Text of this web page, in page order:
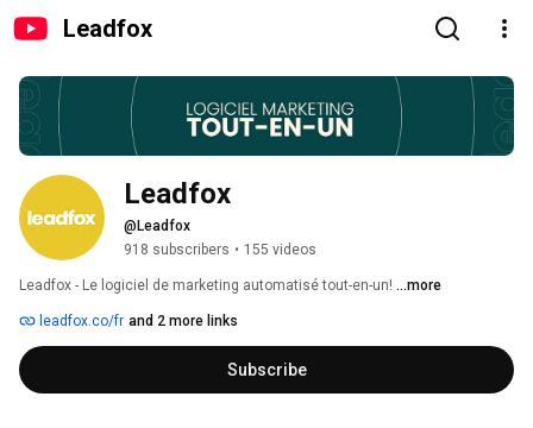
Leadfox
Leadfox
@Leadfox
918 subscribers • 155 videos
Leadfox - Le logiciel de marketing automatisé tout-en-un! ...more
leadfox.co/fr and 2 more links
Subscribe